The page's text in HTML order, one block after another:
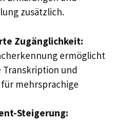
zusätzlich.
Zugänglichkeit:
ermöglicht
Transkription und
mehrsprachige
Steigerung: